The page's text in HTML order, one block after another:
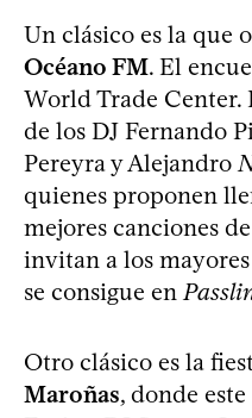
Un clásico es la que
Océano FM. El
World Trade Center.
de los DJ Fernando
Pereyra y Alejandro
quienes proponen
mejores canciones
invitan a los
se consigue en
Otro clásico es la
Maroñas, donde